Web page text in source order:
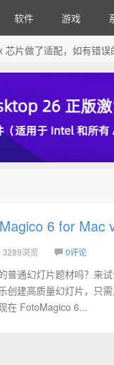
软件 游戏
片做了适配，如有错误
6 for Mac
3289浏览 0评论
普通幻灯片题材吗？来
创建高质量幻灯片，只
在 FotoMagico 6...